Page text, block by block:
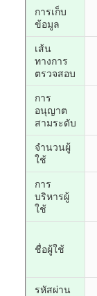
การเก็บ
ข้อมูล
เส้น
ทางการ
ตรวจสอบ
การ
อนุญาต
สามระดับ
จํานวนผู้
ใช้
การ
บริหารผู้
ใช้
ชื่อผู้ใช้
รหัสผ่าน